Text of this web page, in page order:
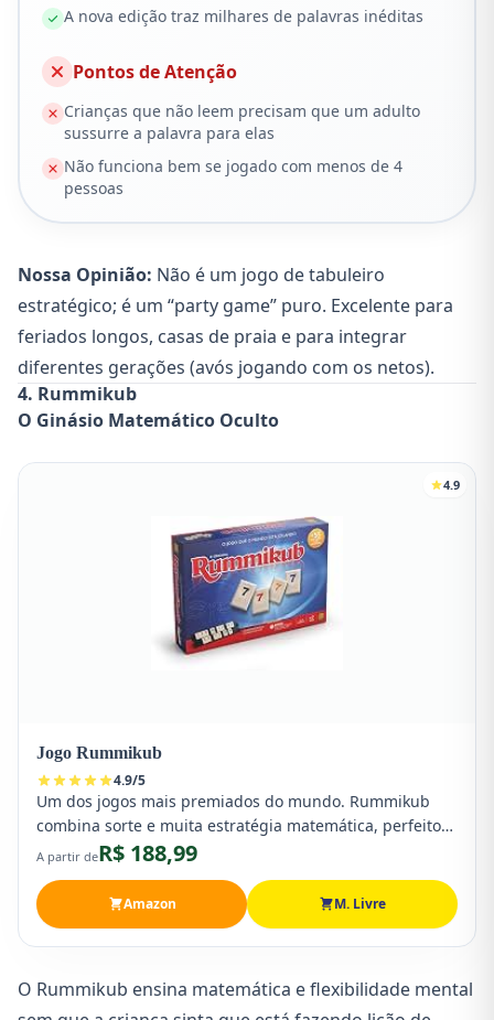
A nova edição traz milhares de palavras inéditas
Pontos de Atenção
Crianças que não leem precisam que um adulto
sussurre a palavra para elas
Não funciona bem se jogado com menos de 4
pessoas
Nossa Opinião: Não é um jogo de tabuleiro
estratégico; é um “party game” puro. Excelente para
feriados longos, casas de praia e para integrar
diferentes gerações (avós jogando com os netos).
4. Rummikub
O Ginásio Matemático Oculto
4.9
Jogo Rummikub
4.9/5
Um dos jogos mais premiados do mundo. Rummikub
combina sorte e muita estratégia matemática, perfeito
para jogar com crianças maiores e adolescentes.
A partir deR$ 188,99
Amazon M. Livre
O Rummikub ensina matemática e flexibilidade mental